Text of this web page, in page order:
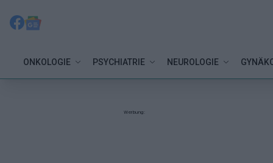
ONKOLOGIE PSYCHIATRIE NEUROLOGIE
Werbung: